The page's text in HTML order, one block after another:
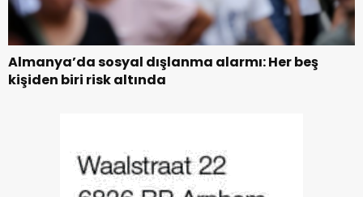
Almanya’da sosyal dışlanma alarmı: Her beş
kişiden biri risk altında